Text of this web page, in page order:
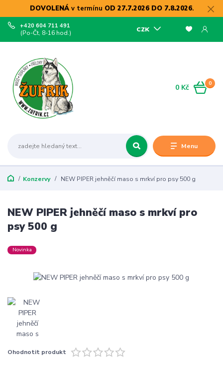
DOVOLENÁv termínu OD 27.7.2026 DO 7.8.2026.
Menu
CZK
+420 604 711 491
(Po-Čt, 8-16 hod.)
0
0 Kč
Konzervy NEW PIPER jehněčí maso s mrkví pro psy 500 g
NEW PIPER jehněčí maso s mrkví pro
psy 500 g
Novinka
Ohodnotit produkt